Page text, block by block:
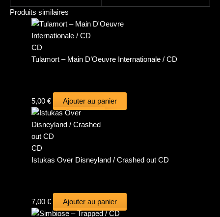
Produits similaires
CD
Tulamort – Main D’Oeuvre Internationale / CD
5,00 € Ajouter au panier
CD
Istukas Over Disneyland / Crashed out CD
7,00 € Ajouter au panier